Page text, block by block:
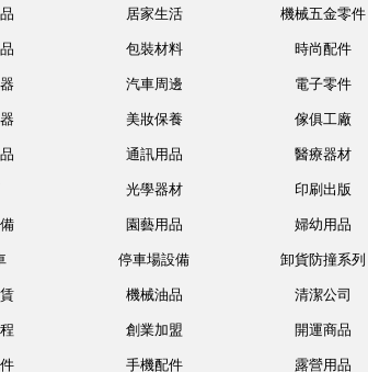
居家生活 機械五金零件
包裝材料 時尚配件
汽車周邊 電子零件
美妝保養 傢俱工廠
通訊用品 醫療器材
光學器材 印刷出版
園藝用品 婦幼用品
停車場設備 卸貨防撞系列
機械油品 清潔公司
創業加盟 開運商品
手機配件 露營用品